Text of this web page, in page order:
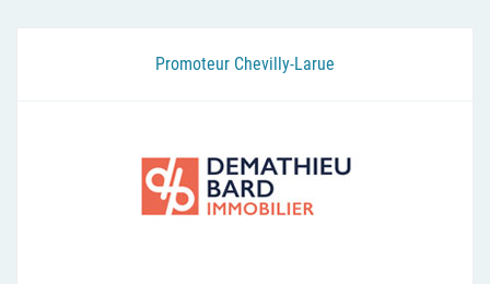
Promoteur Chevilly-Larue